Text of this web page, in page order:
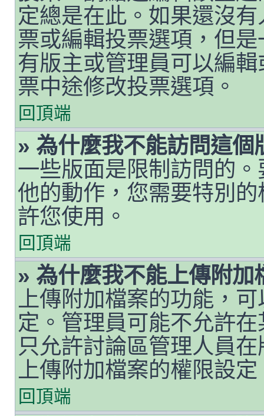
定總是在此。如果還沒
票或編輯投票選項，但
有版主或管理員可以編
票中途修改投票選項。
回頂端
» 為什麼我不能訪問這個
一些版面是限制訪問的
他的動作，您需要特別
許您使用。
回頂端
» 為什麼我不能上傳附加
上傳附加檔案的功能，
定。管理員可能不允許
只允許討論區管理人員
上傳附加檔案的權限設
回頂端